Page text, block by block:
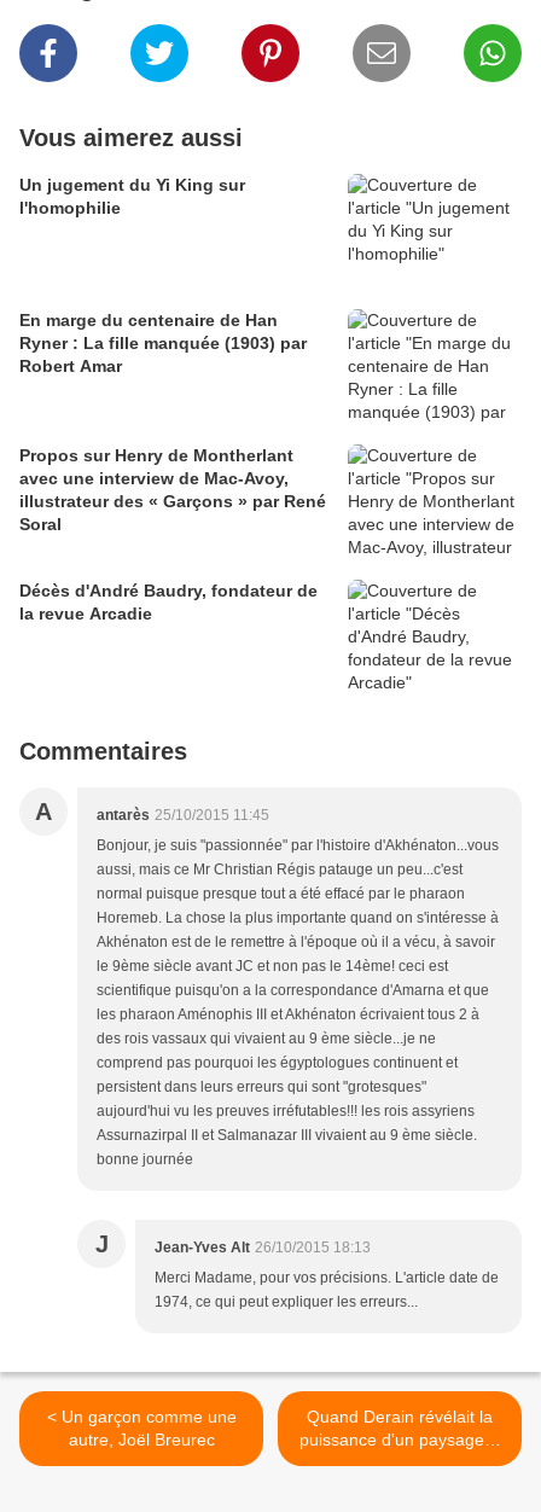
Vous aimerez aussi
Un jugement du Yi King sur
l'homophilie
En marge du centenaire de Han
Ryner : La fille manquée (1903) par
Robert Amar
Propos sur Henry de Montherlant
avec une interview de Mac-Avoy,
illustrateur des « Garçons » par René
Soral
Décès d'André Baudry, fondateur de
la revue Arcadie
Commentaires
A antarès 25/10/2015 11:45
Bonjour, je suis "passionnée" par l'histoire d'Akhénaton...vous
aussi, mais ce Mr Christian Régis patauge un peu...c'est
normal puisque presque tout a été effacé par le pharaon
Horemeb. La chose la plus importante quand on s'intéresse à
Akhénaton est de le remettre à l'époque où il a vécu, à savoir
le 9ème siècle avant JC et non pas le 14ème! ceci est
scientifique puisqu'on a la correspondance d'Amarna et que
les pharaon Aménophis III et Akhénaton écrivaient tous 2 à
des rois vassaux qui vivaient au 9 ème siècle...je ne
comprend pas pourquoi les égyptologues continuent et
persistent dans leurs erreurs qui sont "grotesques"
aujourd'hui vu les preuves irréfutables!!! les rois assyriens
Assurnazirpal II et Salmanazar III vivaient au 9 ème siècle.
bonne journée
J Jean-Yves Alt 26/10/2015 18:13
Merci Madame, pour vos précisions. L'article date de
1974, ce qui peut expliquer les erreurs...
< Un garçon comme une
autre, Joël Breurec
Quand Derain révélait la
puissance d'un paysage…
>